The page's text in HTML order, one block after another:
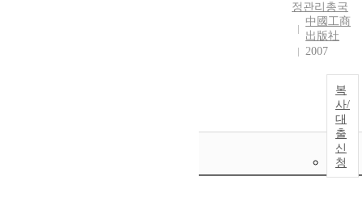
정관리총국
中國工商
出版社
2007
복
사/
대
출
신
청